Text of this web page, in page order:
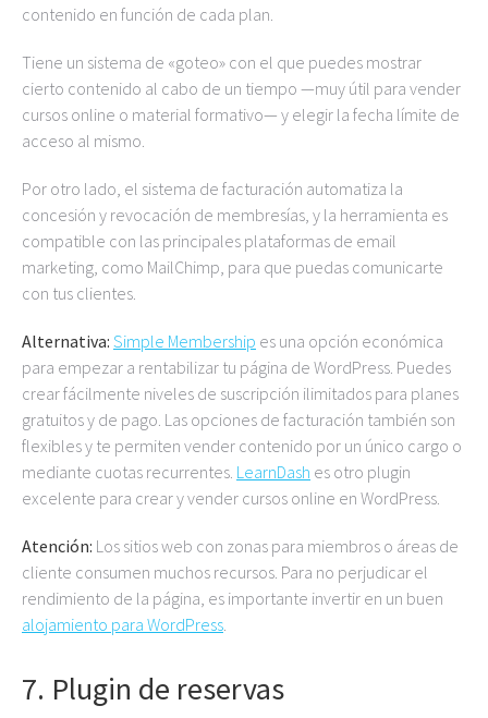
contenido en función de cada plan.
Tiene un sistema de «goteo» con el que puedes mostrar
cierto contenido al cabo de un tiempo —muy útil para vender
cursos online o material formativo— y elegir la fecha límite de
acceso al mismo.
Por otro lado, el sistema de facturación automatiza la
concesión y revocación de membresías, y la herramienta es
compatible con las principales plataformas de email
marketing, como MailChimp, para que puedas comunicarte
con tus clientes.
Alternativa: Simple Membership es una opción económica
para empezar a rentabilizar tu página de WordPress. Puedes
crear fácilmente niveles de suscripción ilimitados para planes
gratuitos y de pago. Las opciones de facturación también son
flexibles y te permiten vender contenido por un único cargo o
mediante cuotas recurrentes. LearnDash es otro plugin
excelente para crear y vender cursos online en WordPress.
Atención: Los sitios web con zonas para miembros o áreas de
cliente consumen muchos recursos. Para no perjudicar el
rendimiento de la página, es importante invertir en un buen
alojamiento para WordPress.
7. Plugin de reservas